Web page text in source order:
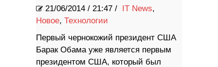
21/06/2014 / 21:47 / IT News,
Новое, Технологии
Первый чернокожий президент США
Барак Обама уже является первым
президентом США, который был